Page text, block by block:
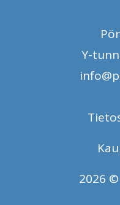
Y-
2026